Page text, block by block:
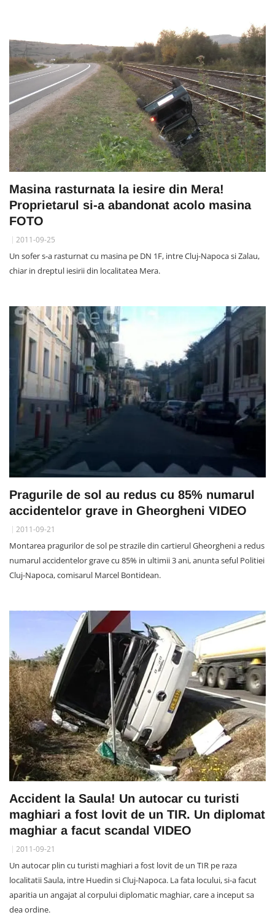
Masina rasturnata la iesire din Mera!
Proprietarul si-a abandonat acolo masina
FOTO
2011-09-25
Un sofer s-a rasturnat cu masina pe DN 1F, intre Cluj-Napoca si Zalau,
chiar in dreptul iesirii din localitatea Mera.
Pragurile de sol au redus cu 85% numarul
accidentelor grave in Gheorgheni VIDEO
2011-09-21
Montarea pragurilor de sol pe strazile din cartierul Gheorgheni a redus
numarul accidentelor grave cu 85% in ultimii 3 ani, anunta seful Politiei
Cluj-Napoca, comisarul Marcel Bontidean.
Accident la Saula! Un autocar cu turisti
maghiari a fost lovit de un TIR. Un diplomat
maghiar a facut scandal VIDEO
2011-09-21
Un autocar plin cu turisti maghiari a fost lovit de un TIR pe raza
localitatii Saula, intre Huedin si Cluj-Napoca. La fata locului, si-a facut
aparitia un angajat al corpului diplomatic maghiar, care a inceput sa
dea ordine.